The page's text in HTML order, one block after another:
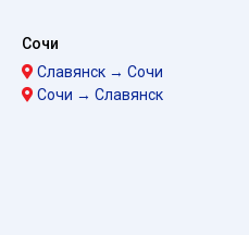
Сочи
Славянск → Сочи
Сочи → Славянск